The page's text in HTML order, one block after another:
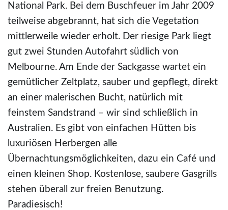
National Park. Bei dem Buschfeuer im Jahr 2009
teilweise abgebrannt, hat sich die Vegetation
mittlerweile wieder erholt. Der riesige Park liegt
gut zwei Stunden Autofahrt südlich von
Melbourne. Am Ende der Sackgasse wartet ein
gemütlicher Zeltplatz, sauber und gepflegt, direkt
an einer malerischen Bucht, natürlich mit
feinstem Sandstrand – wir sind schließlich in
Australien. Es gibt von einfachen Hütten bis
luxuriösen Herbergen alle
Übernachtungsmöglichkeiten, dazu ein Café und
einen kleinen Shop. Kostenlose, saubere Gasgrills
stehen überall zur freien Benutzung.
Paradiesisch!